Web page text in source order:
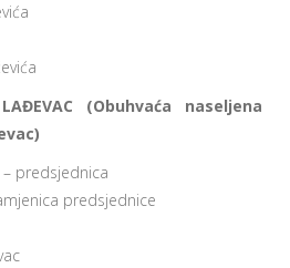
(Obuhvaća naseljena
– predsjednica
predsjednice